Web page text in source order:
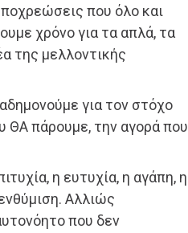
που όλο και
χρόνο για τα απλά, τα
της μελλοντικής
για τον στόχο
ΘΑ πάρουμε, την αγορά που
η ευτυχία, η αγάπη, η
Αλλιώς
που δεν